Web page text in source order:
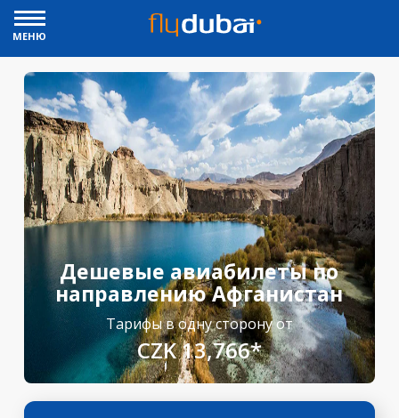
МЕНЮ
Дешевые авиабилеты по
направлению Афганистан
Тарифы в одну сторону от
CZK 13,766*